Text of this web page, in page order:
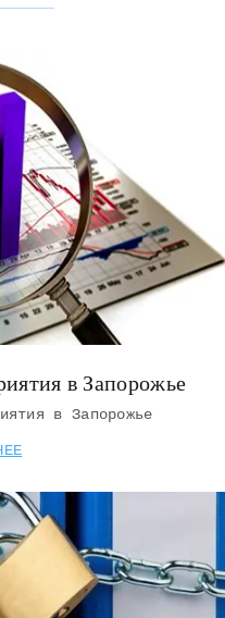
в Запорожье
в Запорожье